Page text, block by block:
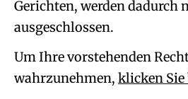
Gerichten, werden dadurch
ausgeschlossen.
Um Ihre vorstehenden
wahrzunehmen, klicken